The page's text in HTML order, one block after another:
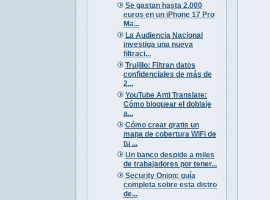
Se gastan hasta 2.000
euros en un iPhone 17 Pro
Ma...
La Audiencia Nacional
investiga una nueva
filtraci...
Trujillo: Filtran datos
confidenciales de más de
2...
YouTube Anti Translate:
Cómo bloquear el doblaje
a...
Cómo crear gratis un
mapa de cobertura WiFi de
tu ...
Un banco despide a miles
de trabajadores por tener...
Security Onion: guía
completa sobre esta distro
de...